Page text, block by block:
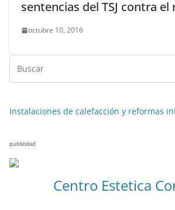
sentencias del TSJ contra
octubre 10, 2016
Instalaciones de calefacción y reformas
publicidad
Centro Estetica